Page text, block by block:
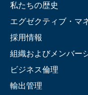
私たちの歴史
エグゼクティブ・マ
採用情報
組織およびメンバー
ビジネス倫理
輸出管理